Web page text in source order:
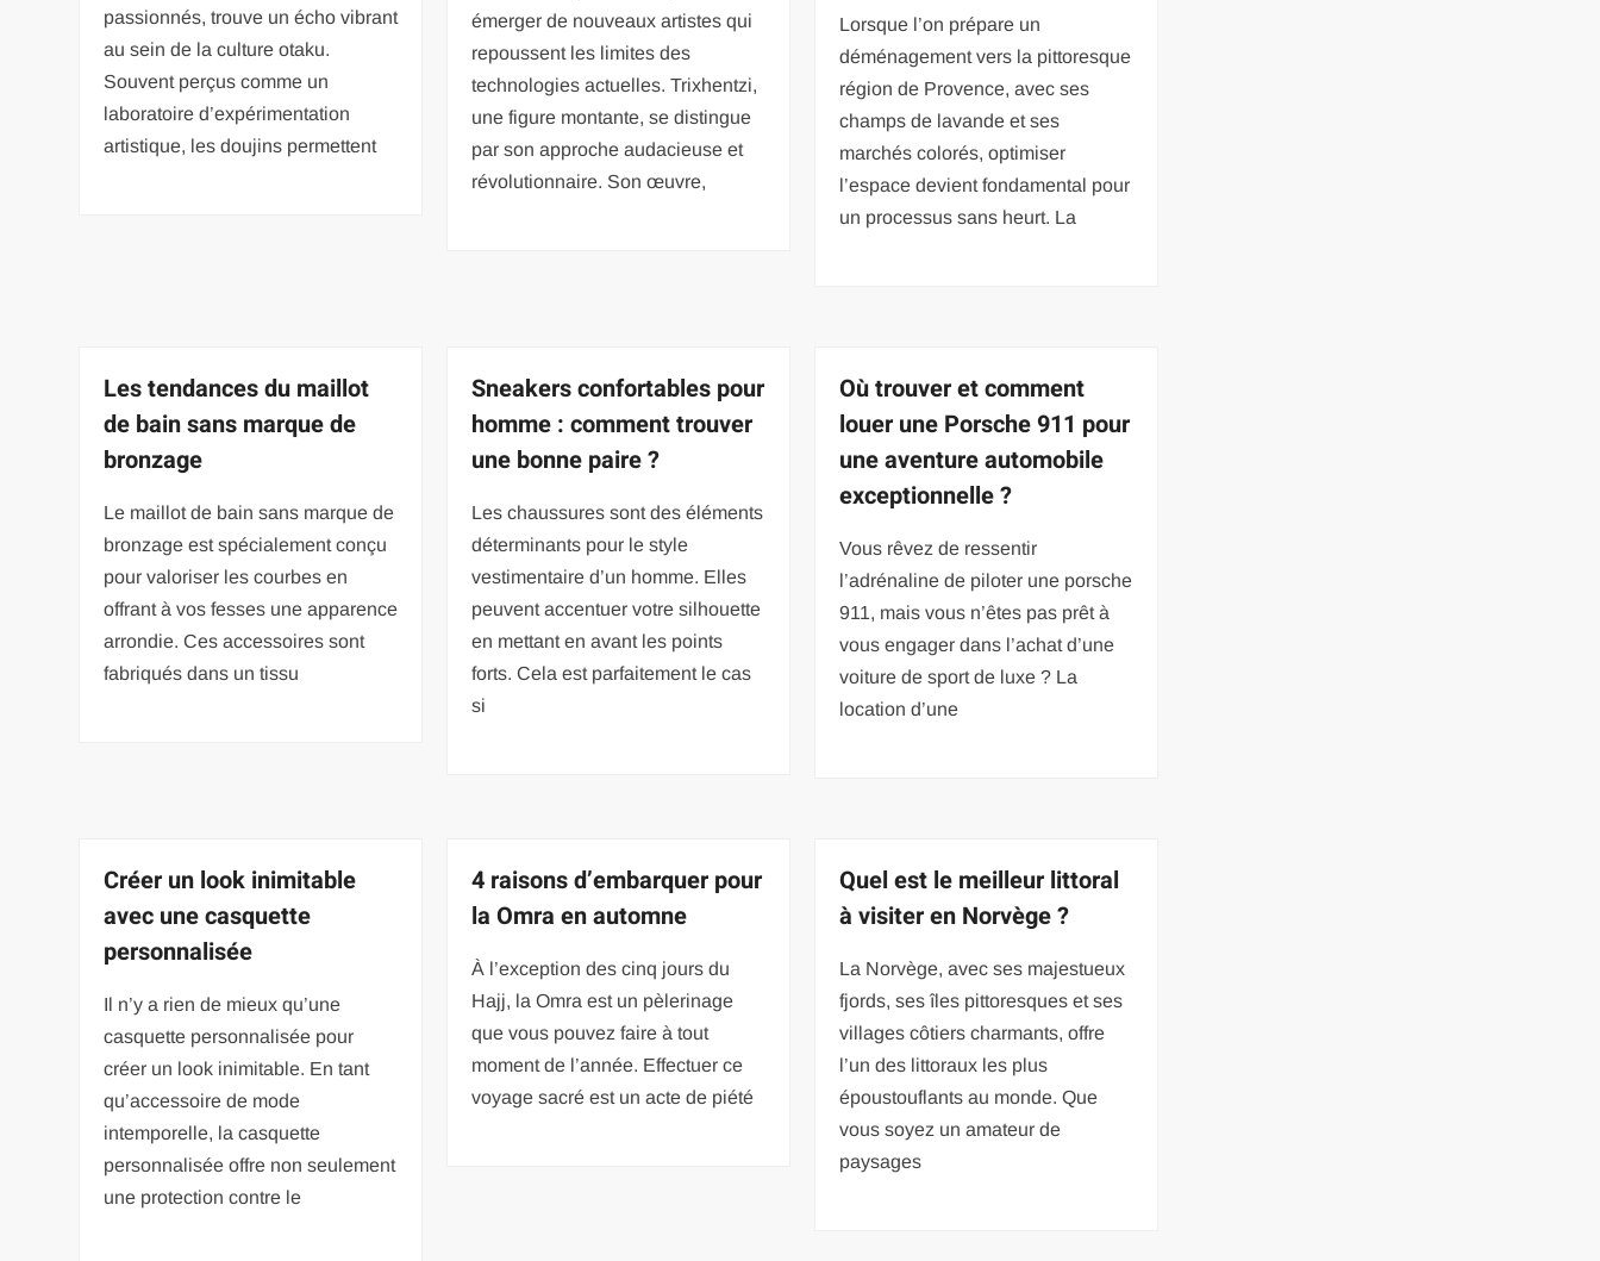
passionnés, trouve un écho vibrant
au sein de la culture otaku.
Souvent perçus comme un
laboratoire d’expérimentation
artistique, les doujins permettent
émerger de nouveaux artistes qui
repoussent les limites des
technologies actuelles. Trixhentzi,
une figure montante, se distingue
par son approche audacieuse et
révolutionnaire. Son œuvre,
Lorsque l’on prépare un
déménagement vers la pittoresque
région de Provence, avec ses
champs de lavande et ses
marchés colorés, optimiser
l’espace devient fondamental pour
un processus sans heurt. La
Les tendances du maillot
de bain sans marque de
bronzage
Le maillot de bain sans marque de
bronzage est spécialement conçu
pour valoriser les courbes en
offrant à vos fesses une apparence
arrondie. Ces accessoires sont
fabriqués dans un tissu
Sneakers confortables pour
homme : comment trouver
une bonne paire ?
Les chaussures sont des éléments
déterminants pour le style
vestimentaire d’un homme. Elles
peuvent accentuer votre silhouette
en mettant en avant les points
forts. Cela est parfaitement le cas
si
Où trouver et comment
louer une Porsche 911 pour
une aventure automobile
exceptionnelle ?
Vous rêvez de ressentir
l’adrénaline de piloter une porsche
911, mais vous n’êtes pas prêt à
vous engager dans l’achat d’une
voiture de sport de luxe ? La
location d’une
Créer un look inimitable
avec une casquette
personnalisée
Il n’y a rien de mieux qu’une
casquette personnalisée pour
créer un look inimitable. En tant
qu’accessoire de mode
intemporelle, la casquette
personnalisée offre non seulement
une protection contre le
4 raisons d’embarquer pour
la Omra en automne
À l’exception des cinq jours du
Hajj, la Omra est un pèlerinage
que vous pouvez faire à tout
moment de l’année. Effectuer ce
voyage sacré est un acte de piété
Quel est le meilleur littoral
à visiter en Norvège ?
La Norvège, avec ses majestueux
fjords, ses îles pittoresques et ses
villages côtiers charmants, offre
l’un des littoraux les plus
époustouflants au monde. Que
vous soyez un amateur de
paysages